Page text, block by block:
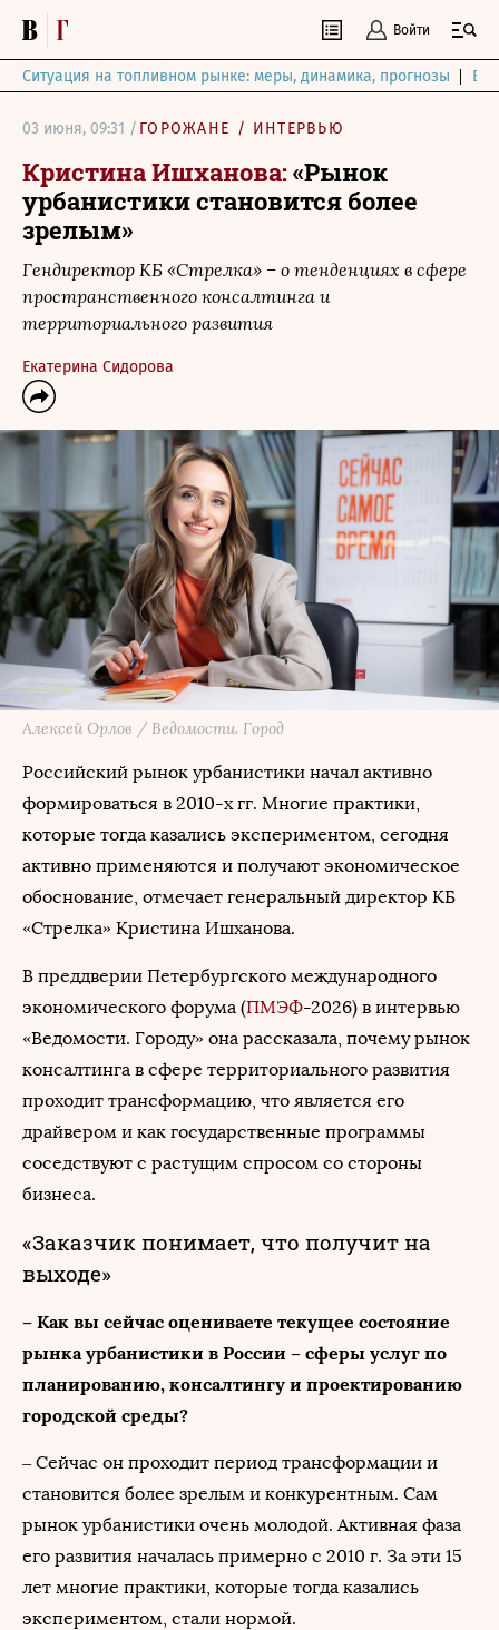
Войти
Ситуация на топливном рынке: меры, динамика, прогнозы
03 июня, 09:31 / ГОРОЖАНЕ / ИНТЕРВЬЮ
Кристина Ишханова:«Рынок
урбанистики становится более
зрелым»
Гендиректор КБ «Стрелка» – о тенденциях в сфере
пространственного консалтинга и
территориального развития
Екатерина Сидорова
Алексей Орлов / Ведомости. Город
Российский рынок урбанистики начал активно
формироваться в 2010-х гг. Многие практики,
которые тогда казались экспериментом, сегодня
активно применяются и получают экономическое
обоснование, отмечает генеральный директор КБ
«Стрелка» Кристина Ишханова.
В преддверии Петербургского международного
экономического форума (ПМЭФ-2026) в интервью
«Ведомости. Городу» она рассказала, почему рынок
консалтинга в сфере территориального развития
проходит трансформацию, что является его
драйвером и как государственные программы
соседствуют с растущим спросом со стороны
бизнеса.
«Заказчик понимает, что получит на
выходе»
– Как вы сейчас оцениваете текущее состояние
рынка урбанистики в России – сферы услуг по
планированию, консалтингу и проектированию
городской среды?
– Сейчас он проходит период трансформации и
становится более зрелым и конкурентным. Сам
рынок урбанистики очень молодой. Активная фаза
его развития началась примерно с 2010 г. За эти 15
лет многие практики, которые тогда казались
экспериментом, стали нормой.